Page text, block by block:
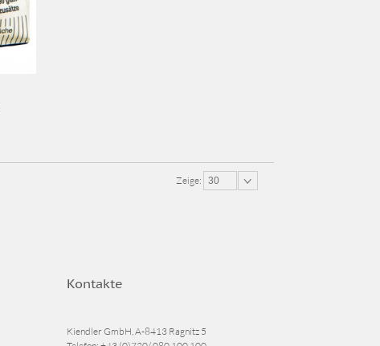
Zeige: 30
Kontakte
Kiendler GmbH, A-8413 Ragnitz 5